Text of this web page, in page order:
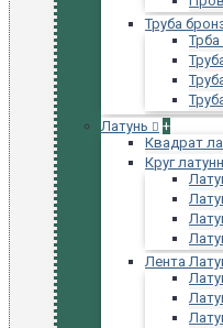
Труба
Латунь
+
Квадрат
Круг
Лента